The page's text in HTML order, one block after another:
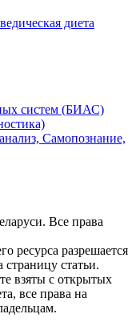
диета
систем (БИАС)
Самопознание,
Все права
ресурса разрешается
статьи.
взяты с открытых
все права на